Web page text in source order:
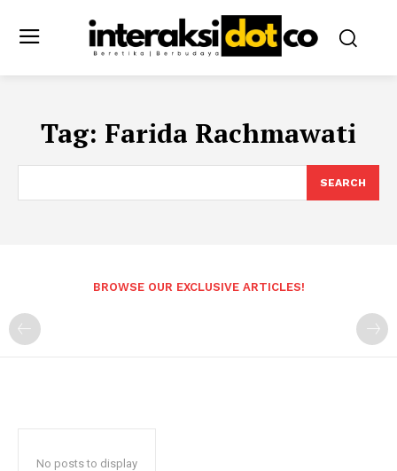
Tag: Farida Rachmawati
SEARCH
BROWSE OUR EXCLUSIVE ARTICLES!
No posts to display